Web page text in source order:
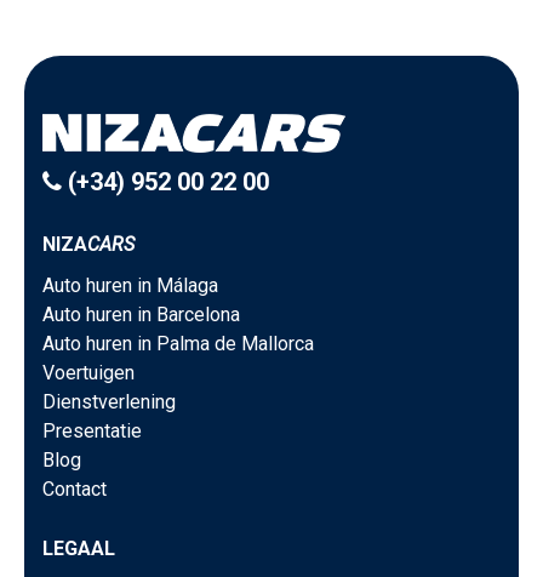
(+34) 952 00 22 00
NIZACARS
Auto huren in Málaga
Auto huren in Barcelona
Auto huren in Palma de Mallorca
Voertuigen
Dienstverlening
Presentatie
Blog
Contact
LEGAAL